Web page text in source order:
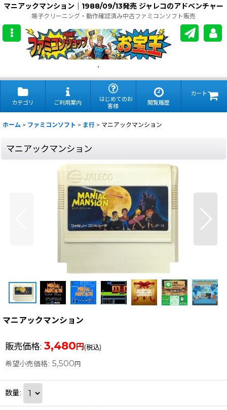
マニアックマンション｜1988/09/13発売 ジャレコのアドベンチャー
端子クリーニング・動作確認済み中古ファミコンソフト販売
.
カテゴリ ご利用案内
はじめてのお
客様
閲覧履歴
カート
ホーム > ファミコンソフト > ま行 > マニアックマンション
マニアックマンション
マニアックマンション
販売価格: 3,480 円 (税込)
希望小売価格: 5,500 円
数量: